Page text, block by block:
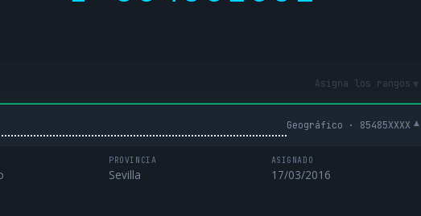
Asigna los rangos ▾
Geográfico · 85485XXXX ▾
PROVINCIA
Sevilla
ASIGNADO
17/03/2016